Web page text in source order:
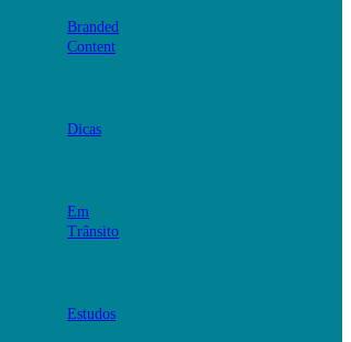
Branded
Content
Dicas
Em
Trânsito
Estudos